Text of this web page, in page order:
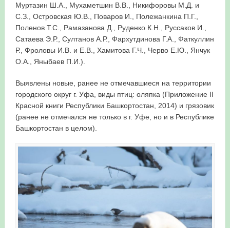
Муртазин Ш.А., Мухаметшин В.В., Никифоровы М.Д. и
С.З., Островская Ю.В., Поваров И., Полежанкина П.Г.,
Поленов Т.С., Рамазанова Д., Руденко К.Н., Руссаков И.,
Сатаева Э.Р., Султанов А.Р., Фархутдинова Г.А., Фаткуллин
Р., Фроловы И.В. и Е.В., Хамитова Г.Ч., Черво Е.Ю., Янчук
О.А., Яныбаев П.И.).
Выявлены новые, ранее не отмечавшиеся на территории
городского округ г. Уфа, виды птиц: оляпка (Приложение II
Красной книги Республики Башкортостан, 2014) и грязовик
(ранее не отмечался не только в г. Уфе, но и в Республике
Башкортостан в целом).